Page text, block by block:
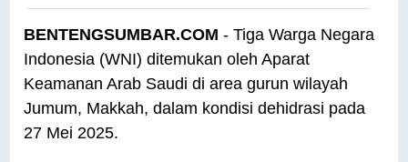
BENTENGSUMBAR.COM - Tiga Warga Negara
Indonesia (WNI) ditemukan oleh Aparat
Keamanan Arab Saudi di area gurun wilayah
Jumum, Makkah, dalam kondisi dehidrasi pada
27 Mei 2025.